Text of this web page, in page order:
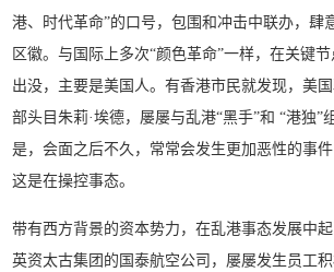
港、时代革命”的口号，包围和冲击中联办，肆
区徽。与国际上多次“颜色革命”一样，在关键
出没，主要是美国人。有香港市民就发现，美
部头目朱莉·埃德，屡屡与乱港“黑手”和 “港独”
是，会面之后不久，常常会发生更加恶性的事
这是在操控事态。
带有西方背景的资本势力，在乱港事态发展中
英资太古集团的国泰航空公司，屡屡发生员工